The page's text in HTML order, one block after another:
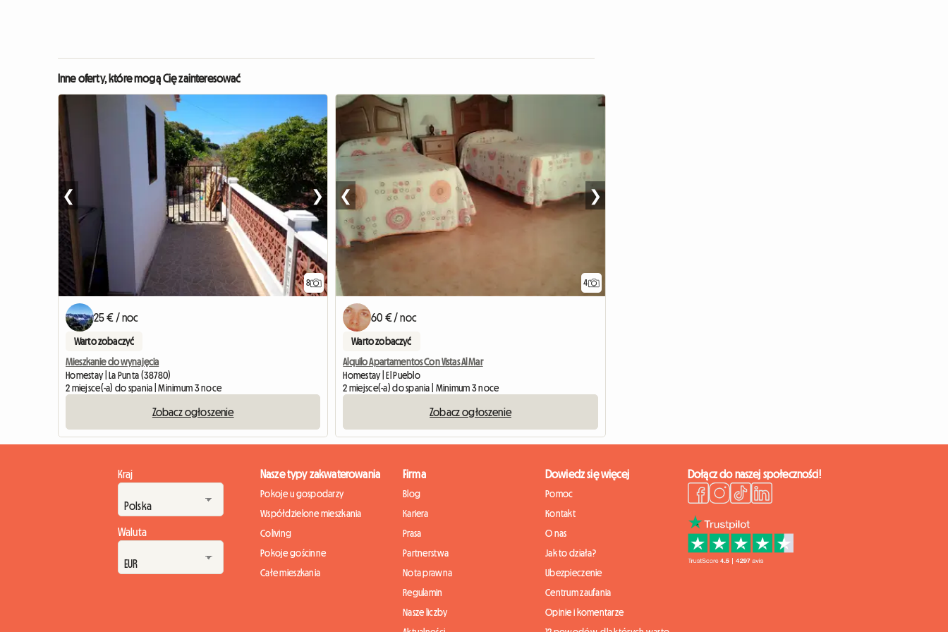
Inne oferty, które mogą Cię zainteresować
8
❮ ❯
25 € / noc
Warto zobaczyć
Mieszkanie do wynajęcia
Homestay | La Punta (38780)
2 miejsce(-a) do spania | Minimum 3 noce
Zobacz ogłoszenie
4
❮ ❯
60 € / noc
Warto zobaczyć
Alquilo Apartamentos Con Vistas Al Mar
Homestay | El Pueblo
2 miejsce(-a) do spania | Minimum 3 noce
Zobacz ogłoszenie
Kraj
Waluta
Nasze typy zakwaterowania
Pokoje u gospodarzy
Współdzielone mieszkania
Coliving
Pokoje gościnne
Całe mieszkania
Firma
Blog
Kariera
Prasa
Partnerstwa
Nota prawna
Regulamin
Nasze liczby
Dowiedz się więcej
Pomoc
Kontakt
O nas
Jak to działa?
Ubezpieczenie
Centrum zaufania
Opinie i komentarze
Dołącz do naszej społeczności!